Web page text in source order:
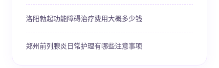
洛阳勃起功能障碍治疗费用大概多少钱
郑州前列腺炎日常护理有哪些注意事项